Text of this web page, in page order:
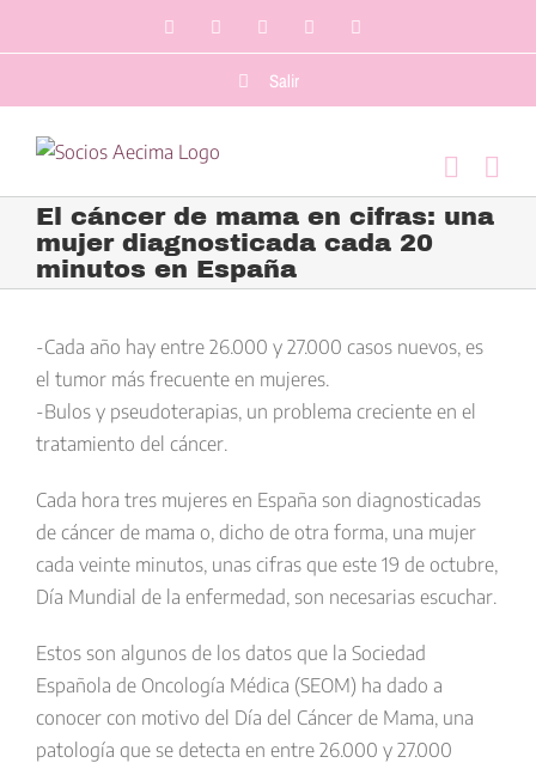
al
FacebookLinkedInTwitterYouTubeCorreo
Salir
El cáncer de mama en cifras: una
mujer diagnosticada cada 20
minutos en España
imagen
más
grande
-Cada año hay entre 26.000 y 27.000 casos nuevos, es
el tumor más frecuente en mujeres.
-Bulos y pseudoterapias, un problema creciente en el
tratamiento del cáncer.
Cada hora tres mujeres en España son diagnosticadas
de cáncer de mama o, dicho de otra forma, una mujer
cada veinte minutos, unas cifras que este 19 de octubre,
Día Mundial de la enfermedad, son necesarias escuchar.
Estos son algunos de los datos que la Sociedad
Española de Oncología Médica (SEOM) ha dado a
conocer con motivo del Día del Cáncer de Mama, una
patología que se detecta en entre 26.000 y 27.000